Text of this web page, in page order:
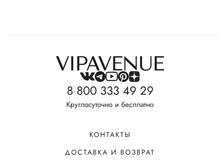
8 800 333 49 29
Круглосуточно и бесплатно
КОНТАКТЫ
ДОСТАВКА И ВОЗВРАТ